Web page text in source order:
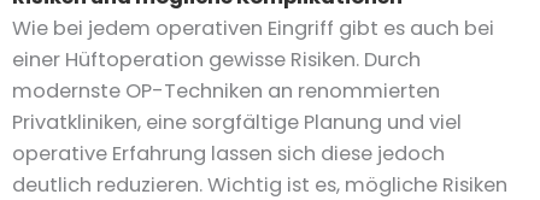
Wie bei jedem operativen Eingriff gibt es auch bei
einer Hüftoperation gewisse Risiken. Durch
modernste OP-Techniken an renommierten
Privatkliniken, eine sorgfältige Planung und viel
operative Erfahrung lassen sich diese jedoch
deutlich reduzieren. Wichtig ist es, mögliche Risiken